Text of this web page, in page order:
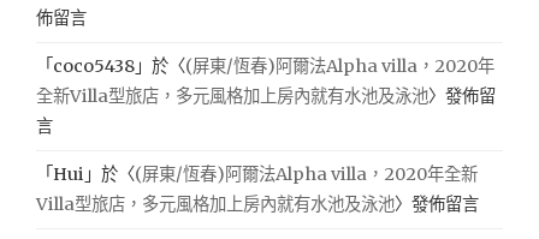
佈留言
「 coco5438 」於〈(屏東/恆春)阿爾法Alpha villa，2020年
全新Villa型旅店，多元風格加上房內就有水池及泳池〉發佈留
言
「Hui 」於〈(屏東/恆春)阿爾法Alpha villa，2020年全新
Villa型旅店，多元風格加上房內就有水池及泳池〉發佈留言